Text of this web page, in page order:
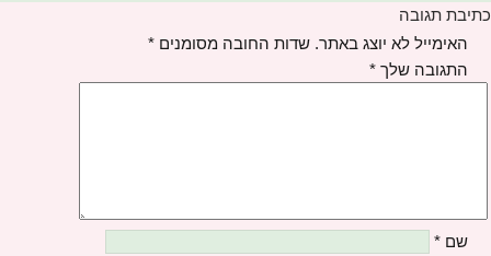
כתיבת תגובה
האימייל לא יוצג באתר. שדות החובה מסומנים *
התגובה שלך *
שם *